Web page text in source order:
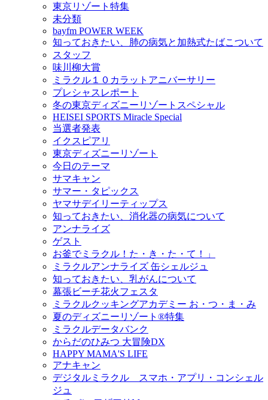
東京リゾート特集
未分類
bayfm POWER WEEK
知っておきたい、肺の病気と加熱式たばこついて
スタッフ
味川柳大賞
ミラクル１０カラットアニバーサリー
プレシャスレポート
冬の東京ディズニーリゾートスペシャル
HEISEI SPORTS Miracle Special
当選者発表
イクスピアリ
東京ディズニーリゾート
今日のテーマ
サマキャン
サマー・タピックス
ヤマサデイリーティップス
知っておきたい、消化器の病気について
アンナライズ
ゲスト
お釜でミラクル！た・き・た・て！」
ミラクルアンナライズ 缶シェルジュ
知っておきたい、乳がんについて
幕張ビーチ花火フェスタ
ミラクルクッキングアカデミー お・つ・ま・み
夏のディズニーリゾート®特集
ミラクルデータバンク
からだのひみつ 大冒険DX
HAPPY MAMA'S LIFE
アナキャン
デジタルミラクル スマホ・アプリ・コンシェル
ジュ